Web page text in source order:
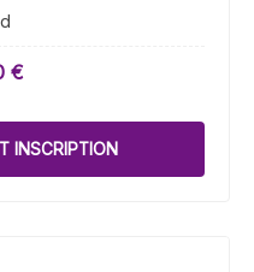
€
INSCRIPTION